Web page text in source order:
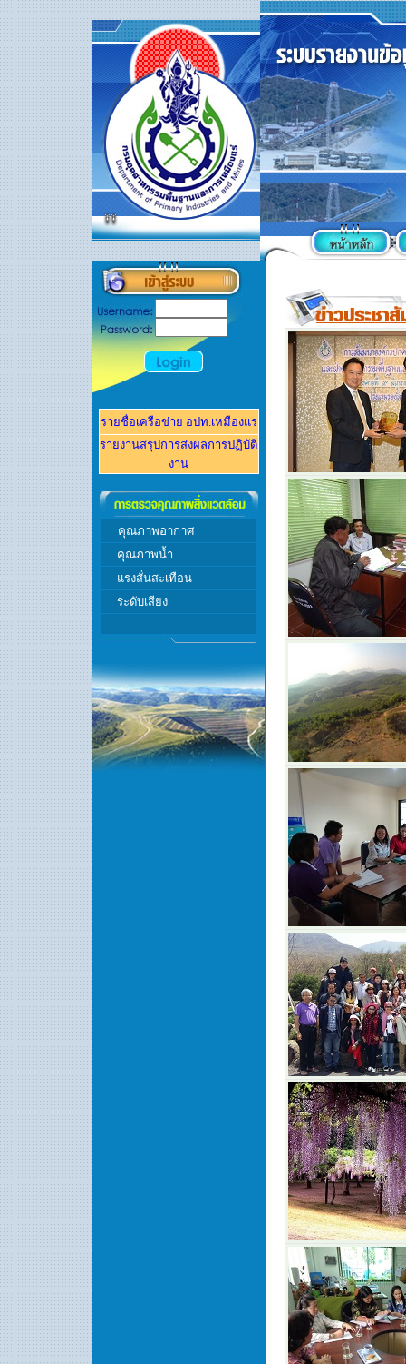
รายชื่อเครือข่าย อปท.เหมืองแร่
รายงานสรุปการส่งผลการปฏิบัติ
งาน
คุณภาพอากาศ
คุณภาพน้ำ
แรงสั่นสะเทือน
ระดับเสียง